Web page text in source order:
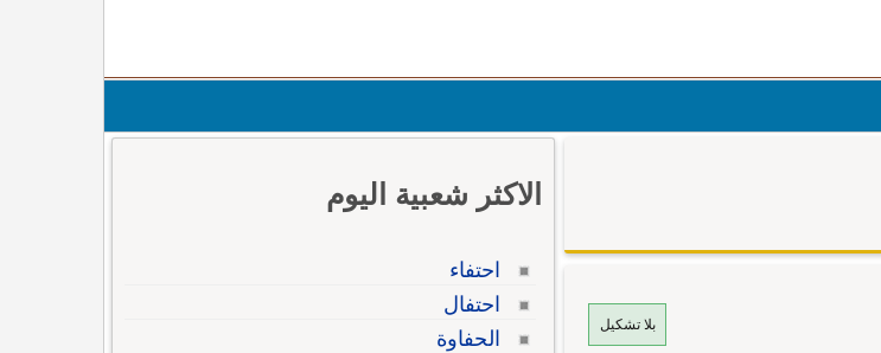
بلا تشكيل
الاكثر شعبية اليوم
احتفاء
احتفال
الحفاوة